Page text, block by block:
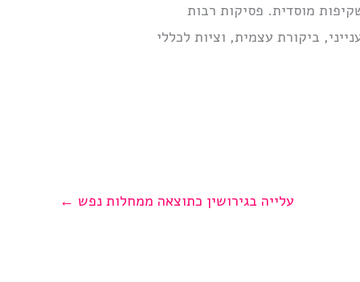
מוסדית. פסיקות רבות
ביקורת עצמית, וציות לכללי
עלייה בגירושין כתוצאה ממחלות נפש ←